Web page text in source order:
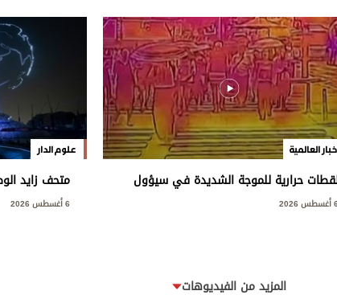
العالمية
حرارية للموجة الشديدة في سيؤول
6 أغسطس 2026
علوم الدار
متحف زايد
وإرثه الوطني
6 أغسطس 2026
المزيد من الفيديوهات